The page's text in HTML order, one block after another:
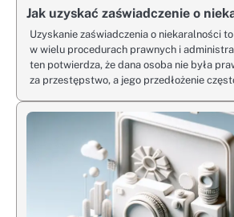
Jak uzyskać zaświadczenie o
Uzyskanie zaświadczenia o niekaralności
w wielu procedurach prawnych i
ten potwierdza, że dana osoba nie była
za przestępstwo, a jego przedłożenie